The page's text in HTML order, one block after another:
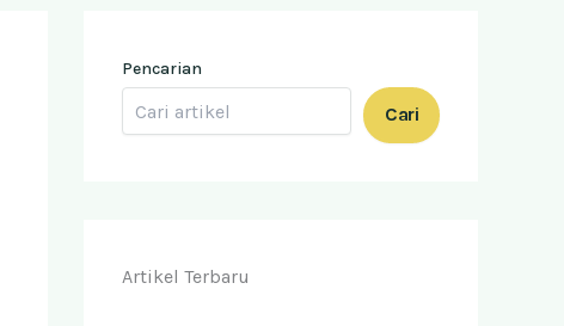
Pencarian
Cari
Artikel Terbaru